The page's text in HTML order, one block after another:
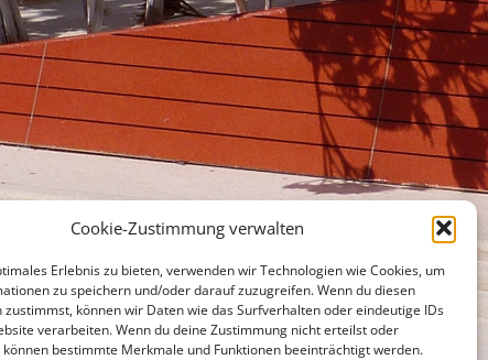
Cookie-Zustimmung verwalten
Erlebnis zu bieten, verwenden wir Technologien wie Cookies, um
zu speichern und/oder darauf zuzugreifen. Wenn du diesen
zustimmst, können wir Daten wie das Surfverhalten oder eindeutige IDs
verarbeiten. Wenn du deine Zustimmung nicht erteilst oder
bestimmte Merkmale und Funktionen beeinträchtigt werden.